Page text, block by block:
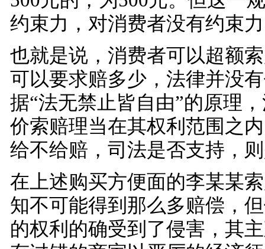
约束力，对消费者没有约束
也就是说，消费者可以超额
可以要求赔多少，法律并没
据“法无禁止皆自由”的原理
价索赔理当在其权利范围之
给不给赔，司法是否支持，
在上述购买方便面的李某某
知不可能得到那么多赔偿，
的权利的确受到了侵害，其